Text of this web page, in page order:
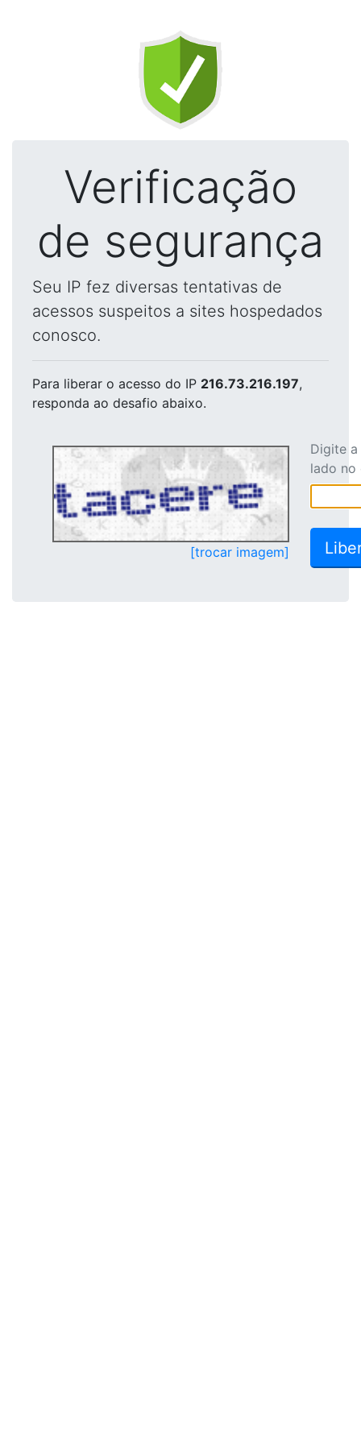
Verificação
de segurança
Seu IP fez diversas tentativas de
acessos suspeitos a sites hospedados
conosco.
Para liberar o acesso do IP 216.73.216.197,
responda ao desafio abaixo.
[trocar imagem]
Digite
lado no